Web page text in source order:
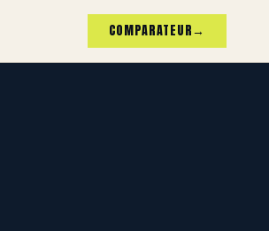
COMPARATEUR→